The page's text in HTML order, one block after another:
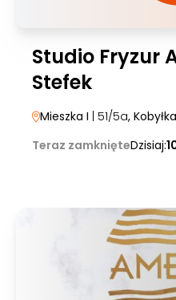
Studio Fryzur
Stefek
Mieszka I | 51/5a, Kobyłka
Teraz zamknięteDzisiaj: